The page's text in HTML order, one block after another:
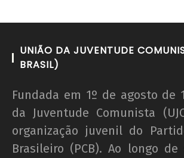
UNIÃO DA JUVENTUDE
BRASIL)
Fundada em 1º de agosto de
da Juventude Comunista
organização juvenil do
Brasileiro (PCB). Ao longo